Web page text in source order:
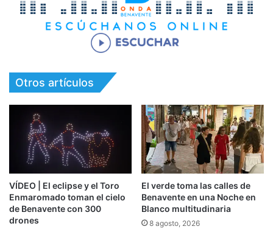
Otros artículos
VÍDEO | El eclipse y el Toro
Enmaromado toman el cielo
de Benavente con 300
drones
El verde toma las calles de
Benavente en una Noche en
Blanco multitudinaria
8 agosto, 2026